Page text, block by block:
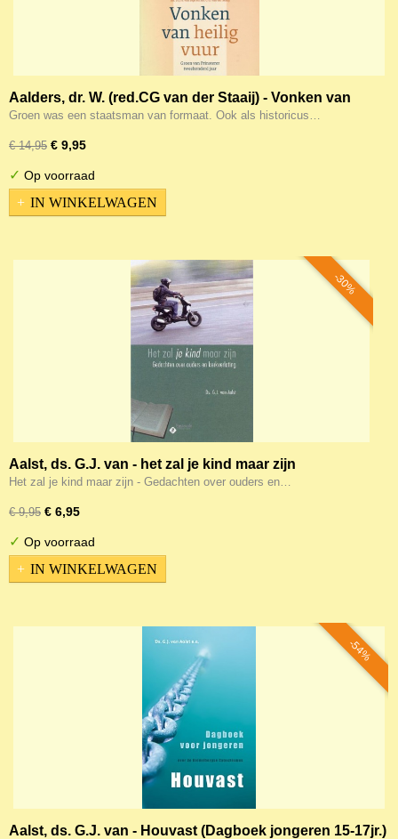
Aalders, dr. W. (red.CG van der Staaij) - Vonken van
heilig vuur
Groen was een staatsman van formaat. Ook als historicus…
€ 14,95 € 9,95
✓ Op voorraad
IN WINKELWAGEN
-30%
Aalst, ds. G.J. van - het zal je kind maar zijn
Het zal je kind maar zijn - Gedachten over ouders en…
€ 9,95 € 6,95
✓ Op voorraad
IN WINKELWAGEN
-54%
Aalst, ds. G.J. van - Houvast (Dagboek jongeren 15-17jr.)